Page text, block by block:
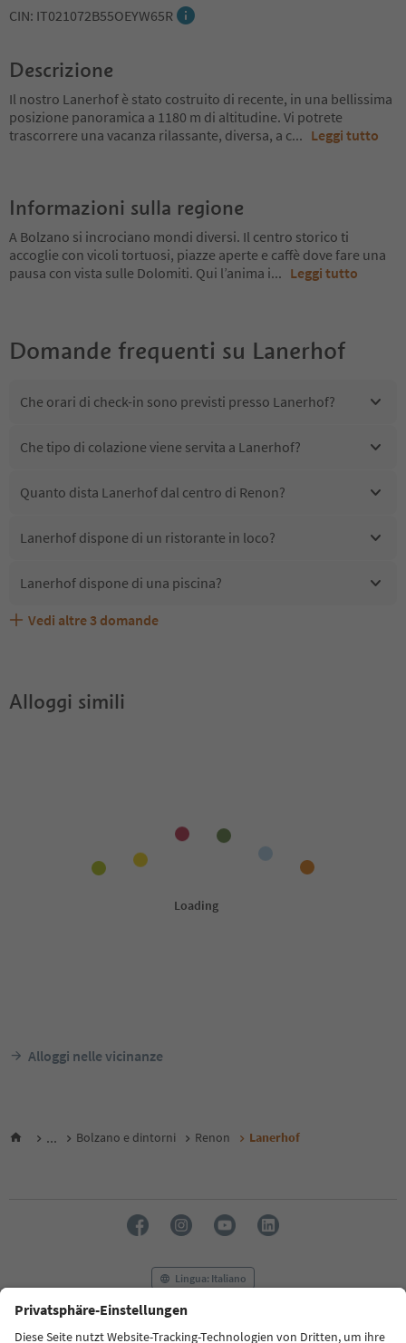
CIN: IT021072B55OEYW65R
Descrizione
Il nostro Lanerhof è stato costruito di recente, in una bellissima
posizione panoramica a 1180 m di altitudine. Vi potrete
trascorrere una vacanza rilassante, diversa, a c... Leggi tutto
Informazioni sulla regione
A Bolzano si incrociano mondi diversi. Il centro storico ti
accoglie con vicoli tortuosi, piazze aperte e caffè dove fare una
pausa con vista sulle Dolomiti. Qui l’anima i... Leggi tutto
Domande frequenti su Lanerhof
Che orari di check-in sono previsti presso Lanerhof?
Che tipo di colazione viene servita a Lanerhof?
Quanto dista Lanerhof dal centro di Renon?
Lanerhof dispone di un ristorante in loco?
Lanerhof dispone di una piscina?
Lanerhof accetta animali domestici?
Quali servizi/attività sono disponibili presso Lanerhof?
Gli ospiti di Lanerhof ricevono l'Alto Adige Guest Pass?
Vedi altre 3 domande
Alloggi simili
Alloggi nelle vicinanze
... Bolzano e dintorni Renon Lanerhof
Lingua: Italiano
FAQ Contatti Press MICE Privacy Policy